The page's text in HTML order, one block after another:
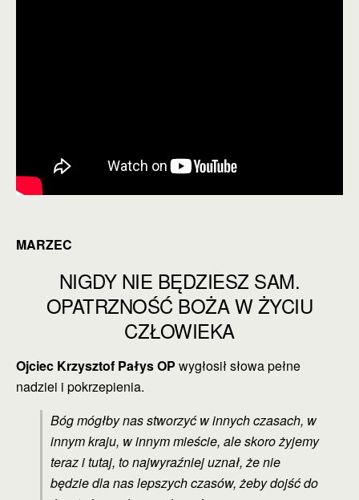
MARZEC
NIGDY NIE BĘDZIESZ SAM.
OPATRZNOŚĆ BOŻA W ŻYCIU
CZŁOWIEKA
Ojciec Krzysztof Pałys OP wygłosił słowa pełne
nadziei i pokrzepienia.
Bóg mógłby nas stworzyć w innych czasach, w
innym kraju, w innym mieście, ale skoro żyjemy
teraz i tutaj, to najwyraźniej uznał, że nie
będzie dla nas lepszych czasów, żeby dojść do